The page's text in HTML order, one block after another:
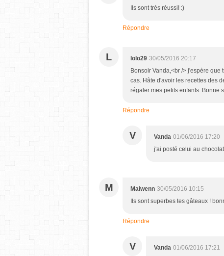
Ils sont très réussi! :)
Répondre
L lolo29 30/05/2016 20:17
Bonsoir Vanda,<br /> j'espère que
cas. Hâte d'avoir les recettes des
régaler mes petits enfants. Bonne
Répondre
V Vanda 01/06/2016 17:20
j'ai posté celui au
M Maiwenn 30/05/2016 10:15
Ils sont superbes tes gâteaux !
Répondre
V Vanda 01/06/2016 17:21